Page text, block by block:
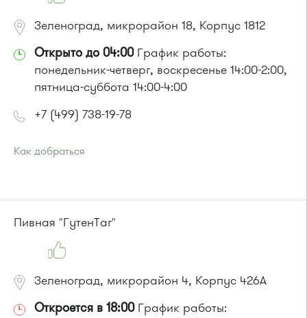
Зеленоград, микрорайон 18, Корпус 1812
Открыто до 04:00График работы:
понедельник-четверг, воскресенье 14:00-2:00,
пятница-суббота 14:00-4:00
+7 (499) 738-19-78
Как добраться
Маршрутка № 419м, 476м, 707м
или до остановки"Центр занятости населения"
Автобусы № 5, 14, 19, 22, 400к.
Маршрутка № 419м, 460м, 476м, 707м
Пивная "ГутенТаг"
Зеленоград, микрорайон 4, Корпус 426А
Откроется в 18:00График работы: